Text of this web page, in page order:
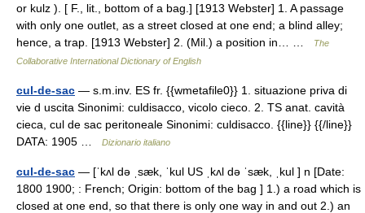
or kulz ). [ F., lit., bottom of a bag.] [1913 Webster] 1. A passage
with only one outlet, as a street closed at one end; a blind alley;
hence, a trap. [1913 Webster] 2. (Mil.) a position in… …
The
Collaborative International Dictionary of English
cul-de-sac — s.m.inv. ES fr. {{wmetafile0}} 1. situazione priva di
vie d uscita Sinonimi: culdisacco, vicolo cieco. 2. TS anat. cavità
cieca, cul de sac peritoneale Sinonimi: culdisacco. {{line}} {{/line}}
DATA: 1905 …
Dizionario italiano
cul-de-sac — [ˈkʌl də ˌsæk, ˈkul US ˌkʌl də ˈsæk, ˌkul ] n [Date:
1800 1900; : French; Origin: bottom of the bag ] 1.) a road which is
closed at one end, so that there is only one way in and out 2.) an